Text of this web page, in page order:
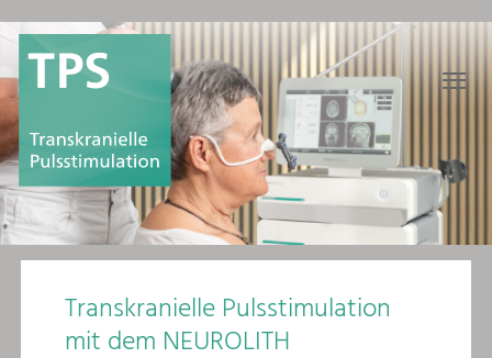
≡
Transkranielle Pulsstimulation
mit dem NEUROLITH